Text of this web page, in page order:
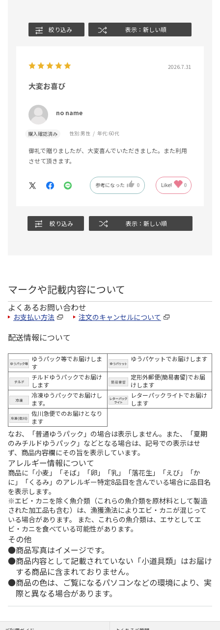
絞り込み 表示：新しい順
2026.7.31
大変お喜び
no name
購入確認済み 性別:男性 年代:60代
御礼で贈りましたが、大変喜んでいただきました。また利用
させて頂きます。
参考になった 0 Like! 0
絞り込み 表示：新しい順
マークや記載内容について
よくあるお問い合わせ
お支払い方法 注文のキャンセルについて
配送情報について
ゆうパック等でお届けしま
す
ゆうパケットでお届けします
チルドゆうパックでお届け
します
定形外郵便(簡易書留)でお届
けします
冷凍ゆうパックでお届けし
ます。
レターパックライトでお届け
します
佐川急便でのお届けとなり
ます
なお、「普通ゆうパック」の場合は表示しません。また、「夏期
のみチルドゆうパック」などとなる場合は、記号での表示はせ
ず、商品内容欄にその旨を表示しています。
アレルギー情報について
商品に「小麦」「そば」「卵」「乳」「落花生」「えび」「か
に」「くるみ」のアレルギー特定8品目を含んでいる場合に品目名
を表示します。
※エビ・カニを除く魚介類（これらの魚介類を原材料として製造
された加工品も含む）は、漁獲漁法によりエビ・カニが混じって
いる場合があります。 また、これらの魚介類は、エサとしてエ
ビ・カニを食べている可能性があります。
その他
商品写真はイメージです。
商品内容として記載されていない「小道具類」はお届け
する商品に含まれておりません。
商品の色は、ご覧になるパソコンなどの環境により、実
際と異なる場合があります。